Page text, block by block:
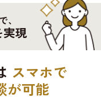
、
実現
スマホで
が可能